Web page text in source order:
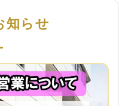
知らせ